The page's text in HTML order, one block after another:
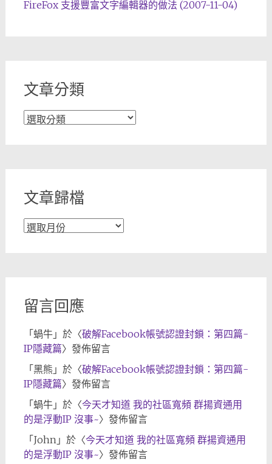
FireFox 支援豐富文字編輯器的做法 (2007-11-04)
文章分類
文
文章歸檔
文
留言回應
「 蝸牛」於〈破解Facebook帳號認證封鎖：第四篇-
IP隱藏篇〉發佈留言
「 黑熊 」於〈破解Facebook帳號認證封鎖：第四篇-
IP隱藏篇〉發佈留言
「 蝸牛」於〈今天才知道 我的社區寬頻 群揚資通用
的是浮動IP 沒事~〉發佈留言
「 John」於〈今天才知道 我的社區寬頻 群揚資通用
的是浮動IP 沒事~〉發佈留言